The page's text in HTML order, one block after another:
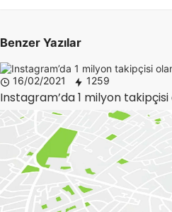
Benzer Yazılar
16/02/2021 1259
Instagram’da 1 milyon